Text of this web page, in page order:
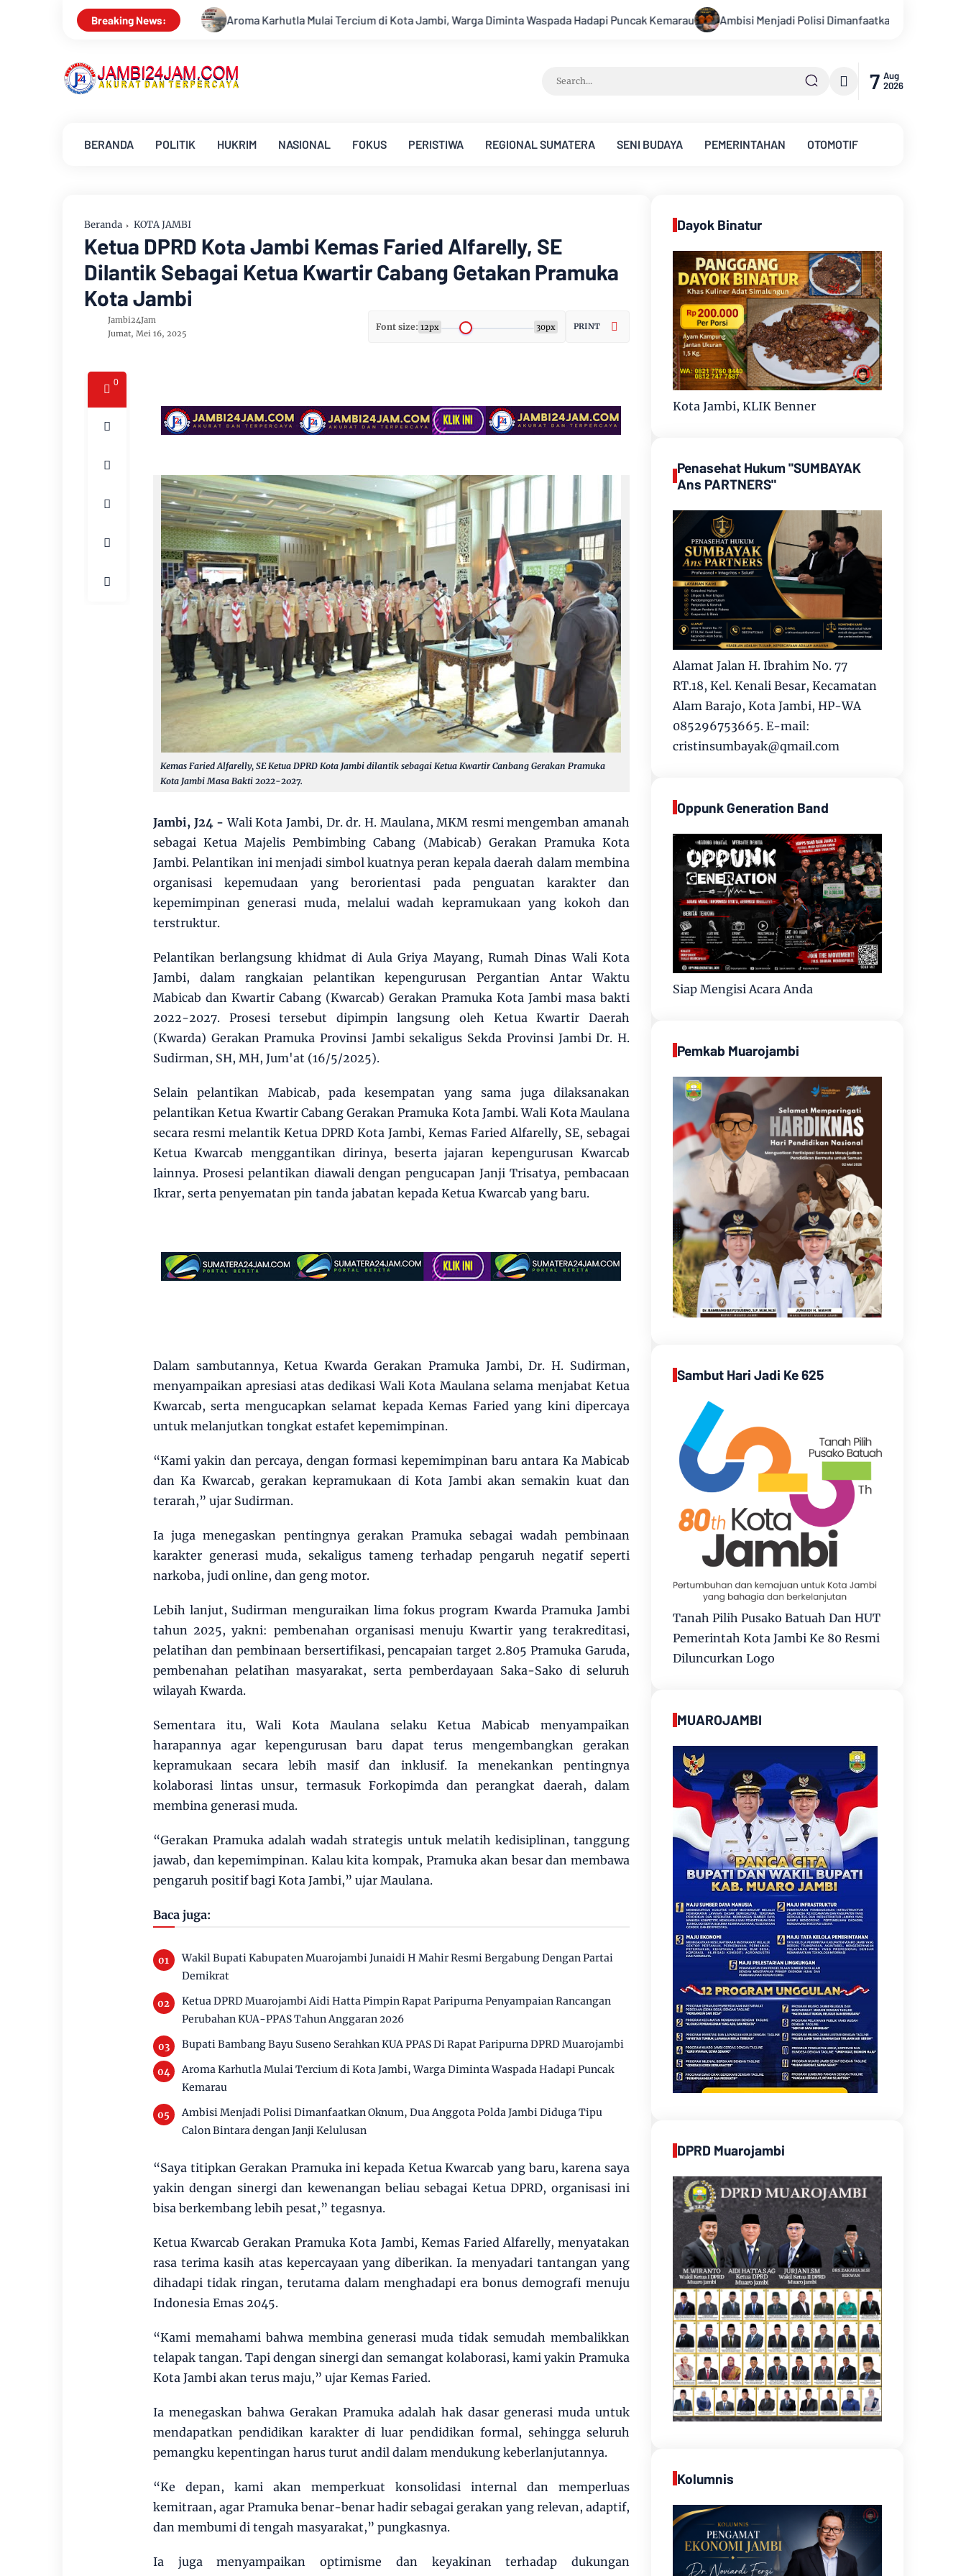
Breaking News:
Aroma Karhutla Mulai Tercium di Kota Jambi, Warga Diminta Waspada Hadapi Puncak Kemarau Ambisi Menjadi Polisi Dimanfaatkan Oknum, Dua Anggota Polda Jambi Diduga Tipu
7 Aug
2026
BERANDA POLITIK HUKRIM NASIONAL FOKUS PERISTIWA REGIONAL SUMATERA SENI BUDAYA PEMERINTAHAN OTOMOTIF
Beranda KOTA JAMBI
Ketua DPRD Kota Jambi Kemas Faried Alfarelly, SE
Dilantik Sebagai Ketua Kwartir Cabang Getakan Pramuka
Kota Jambi
Jambi24Jam
Jumat, Mei 16, 2025
Font size: 12px 30px PRINT
0
Kemas Faried Alfarelly, SE Ketua DPRD Kota Jambi dilantik sebagai Ketua Kwartir Canbang Gerakan Pramuka
Kota Jambi Masa Bakti 2022-2027.
Jambi, J24 - Wali Kota Jambi, Dr. dr. H. Maulana, MKM resmi mengemban amanah
sebagai Ketua Majelis Pembimbing Cabang (Mabicab) Gerakan Pramuka Kota
Jambi. Pelantikan ini menjadi simbol kuatnya peran kepala daerah dalam membina
organisasi kepemudaan yang berorientasi pada penguatan karakter dan
kepemimpinan generasi muda, melalui wadah kepramukaan yang kokoh dan
terstruktur.
Pelantikan berlangsung khidmat di Aula Griya Mayang, Rumah Dinas Wali Kota
Jambi, dalam rangkaian pelantikan kepengurusan Pergantian Antar Waktu
Mabicab dan Kwartir Cabang (Kwarcab) Gerakan Pramuka Kota Jambi masa bakti
2022-2027. Prosesi tersebut dipimpin langsung oleh Ketua Kwartir Daerah
(Kwarda) Gerakan Pramuka Provinsi Jambi sekaligus Sekda Provinsi Jambi Dr. H.
Sudirman, SH, MH, Jum'at (16/5/2025).
Selain pelantikan Mabicab, pada kesempatan yang sama juga dilaksanakan
pelantikan Ketua Kwartir Cabang Gerakan Pramuka Kota Jambi. Wali Kota Maulana
secara resmi melantik Ketua DPRD Kota Jambi, Kemas Faried Alfarelly, SE, sebagai
Ketua Kwarcab menggantikan dirinya, beserta jajaran kepengurusan Kwarcab
lainnya. Prosesi pelantikan diawali dengan pengucapan Janji Trisatya, pembacaan
Ikrar, serta penyematan pin tanda jabatan kepada Ketua Kwarcab yang baru.
Dalam sambutannya, Ketua Kwarda Gerakan Pramuka Jambi, Dr. H. Sudirman,
menyampaikan apresiasi atas dedikasi Wali Kota Maulana selama menjabat Ketua
Kwarcab, serta mengucapkan selamat kepada Kemas Faried yang kini dipercaya
untuk melanjutkan tongkat estafet kepemimpinan.
“Kami yakin dan percaya, dengan formasi kepemimpinan baru antara Ka Mabicab
dan Ka Kwarcab, gerakan kepramukaan di Kota Jambi akan semakin kuat dan
terarah,” ujar Sudirman.
Ia juga menegaskan pentingnya gerakan Pramuka sebagai wadah pembinaan
karakter generasi muda, sekaligus tameng terhadap pengaruh negatif seperti
narkoba, judi online, dan geng motor.
Lebih lanjut, Sudirman menguraikan lima fokus program Kwarda Pramuka Jambi
tahun 2025, yakni: pembenahan organisasi menuju Kwartir yang terakreditasi,
pelatihan dan pembinaan bersertifikasi, pencapaian target 2.805 Pramuka Garuda,
pembenahan pelatihan masyarakat, serta pemberdayaan Saka-Sako di seluruh
wilayah Kwarda.
Sementara itu, Wali Kota Maulana selaku Ketua Mabicab menyampaikan
harapannya agar kepengurusan baru dapat terus mengembangkan gerakan
kepramukaan secara lebih masif dan inklusif. Ia menekankan pentingnya
kolaborasi lintas unsur, termasuk Forkopimda dan perangkat daerah, dalam
membina generasi muda.
“Gerakan Pramuka adalah wadah strategis untuk melatih kedisiplinan, tanggung
jawab, dan kepemimpinan. Kalau kita kompak, Pramuka akan besar dan membawa
pengaruh positif bagi Kota Jambi,” ujar Maulana.
Baca juga:
Wakil Bupati Kabupaten Muarojambi Junaidi H Mahir Resmi Bergabung Dengan Partai
Demikrat
Ketua DPRD Muarojambi Aidi Hatta Pimpin Rapat Paripurna Penyampaian Rancangan
Perubahan KUA-PPAS Tahun Anggaran 2026
Bupati Bambang Bayu Suseno Serahkan KUA PPAS Di Rapat Paripurna DPRD Muarojambi
Aroma Karhutla Mulai Tercium di Kota Jambi, Warga Diminta Waspada Hadapi Puncak
Kemarau
Ambisi Menjadi Polisi Dimanfaatkan Oknum, Dua Anggota Polda Jambi Diduga Tipu
Calon Bintara dengan Janji Kelulusan
“Saya titipkan Gerakan Pramuka ini kepada Ketua Kwarcab yang baru, karena saya
yakin dengan sinergi dan kewenangan beliau sebagai Ketua DPRD, organisasi ini
bisa berkembang lebih pesat,” tegasnya.
Ketua Kwarcab Gerakan Pramuka Kota Jambi, Kemas Faried Alfarelly, menyatakan
rasa terima kasih atas kepercayaan yang diberikan. Ia menyadari tantangan yang
dihadapi tidak ringan, terutama dalam menghadapi era bonus demografi menuju
Indonesia Emas 2045.
“Kami memahami bahwa membina generasi muda tidak semudah membalikkan
telapak tangan. Tapi dengan sinergi dan semangat kolaborasi, kami yakin Pramuka
Kota Jambi akan terus maju,” ujar Kemas Faried.
Ia menegaskan bahwa Gerakan Pramuka adalah hak dasar generasi muda untuk
mendapatkan pendidikan karakter di luar pendidikan formal, sehingga seluruh
pemangku kepentingan harus turut andil dalam mendukung keberlanjutannya.
“Ke depan, kami akan memperkuat konsolidasi internal dan memperluas
kemitraan, agar Pramuka benar-benar hadir sebagai gerakan yang relevan, adaptif,
dan membumi di tengah masyarakat,” pungkasnya.
Ia juga menyampaikan optimisme dan keyakinan terhadap dukungan
Dayok Binatur
Kota Jambi, KLIK Benner
Penasehat Hukum "SUMBAYAK
Ans PARTNERS"
Alamat Jalan H. Ibrahim No. 77
RT.18, Kel. Kenali Besar, Kecamatan
Alam Barajo, Kota Jambi, HP-WA
085296753665. E-mail:
cristinsumbayak@qmail.com
Oppunk Generation Band
Siap Mengisi Acara Anda
Pemkab Muarojambi
Sambut Hari Jadi Ke 625
Tanah Pilih Pusako Batuah Dan HUT
Pemerintah Kota Jambi Ke 80 Resmi
Diluncurkan Logo
MUAROJAMBI
DPRD Muarojambi
Kolumnis